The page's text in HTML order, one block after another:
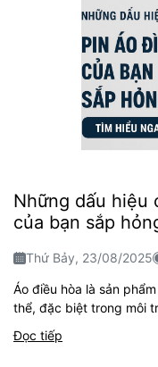
Những dấu hiệu
của bạn sắp
Thứ Bảy, 23/08/2025
Áo điều hòa là sản
thể, đặc biệt trong môi
Đọc tiếp